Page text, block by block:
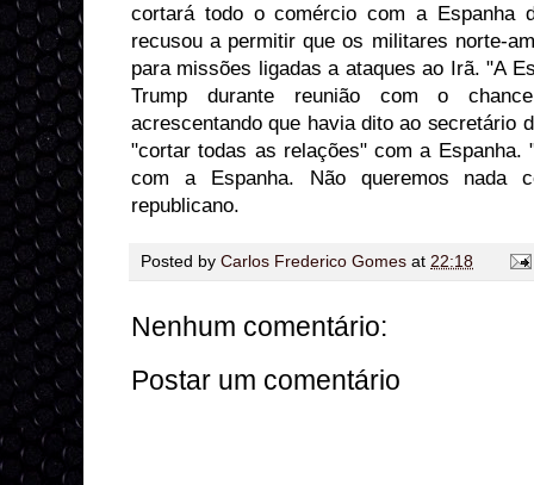
cortará todo o comércio com a Espanha
recusou a permitir que os militares norte-
para missões ligadas a ataques ao Irã. "A
Trump durante reunião com o
acrescentando que havia dito ao secretário
"cortar todas as relações" com a Espanha.
com a Espanha. Não queremos nada
republicano.
Posted by Carlos Frederico Gomes at 22:18
Nenhum comentário:
Postar um comentário